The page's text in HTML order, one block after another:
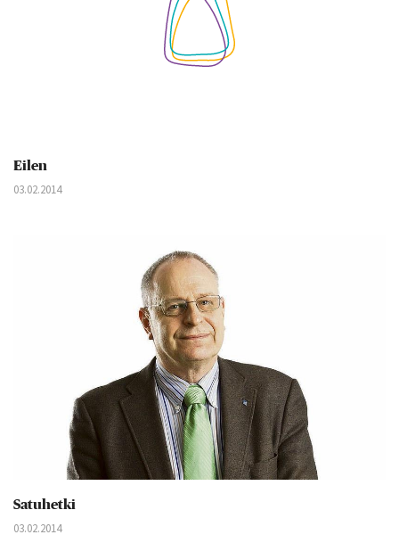
Eilen
03.02.2014
Satuhetki
03.02.2014